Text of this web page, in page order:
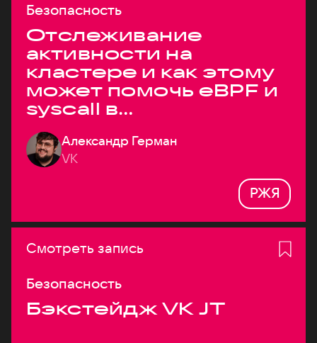
Безопасность
Отслеживание
активности на
кластере и как этому
может помочь eBPF и
syscall в
высоконагруженных
системах
Александр Герман
VK
РЖЯ
Смотреть запись
Безопасность
Бэкстейдж VK JT